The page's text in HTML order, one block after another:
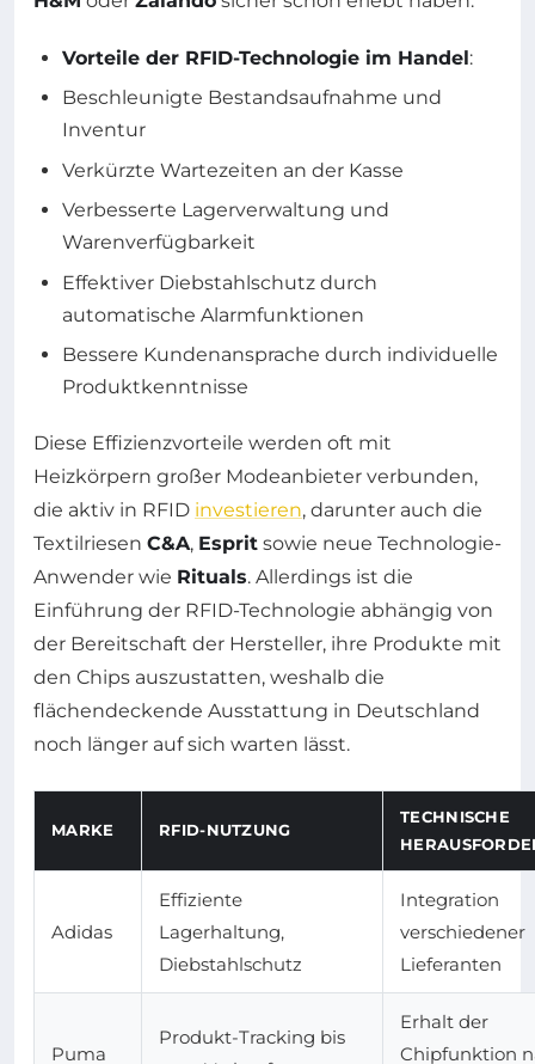
Vorteile der RFID-Technologie im Handel:
Beschleunigte Bestandsaufnahme und
Inventur
Verkürzte Wartezeiten an der Kasse
Verbesserte Lagerverwaltung und
Warenverfügbarkeit
Effektiver Diebstahlschutz durch
automatische Alarmfunktionen
Bessere Kundenansprache durch individuelle
Produktkenntnisse
Diese Effizienzvorteile werden oft mit
Heizkörpern großer Modeanbieter verbunden,
die aktiv in RFID investieren, darunter auch die
Textilriesen C&A, Esprit sowie neue Technologie-
Anwender wie Rituals. Allerdings ist die
Einführung der RFID-Technologie abhängig von
der Bereitschaft der Hersteller, ihre Produkte mit
den Chips auszustatten, weshalb die
flächendeckende Ausstattung in Deutschland
noch länger auf sich warten lässt.
MARKE RFID-NUTZUNG
TECHNISCHE
Adidas
Effiziente
Lagerhaltung,
Diebstahlschutz
Integration
verschiedener
Lieferanten
Puma
Produkt-Tracking bis
Erhalt der
Chipfunktion